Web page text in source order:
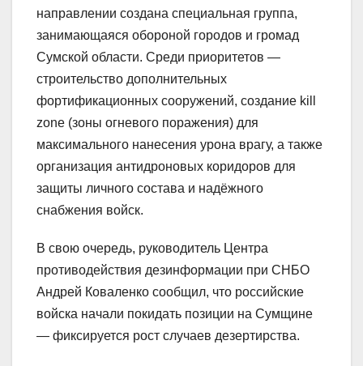
направлении создана специальная группа,
занимающаяся обороной городов и громад
Сумской области. Среди приоритетов —
строительство дополнительных
фортификационных сооружений, создание kill
zone (зоны огневого поражения) для
максимального нанесения урона врагу, а также
организация антидроновых коридоров для
защиты личного состава и надёжного
снабжения войск.
В свою очередь, руководитель Центра
противодействия дезинформации при СНБО
Андрей Коваленко сообщил, что российские
войска начали покидать позиции на Сумщине
— фиксируется рост случаев дезертирства.